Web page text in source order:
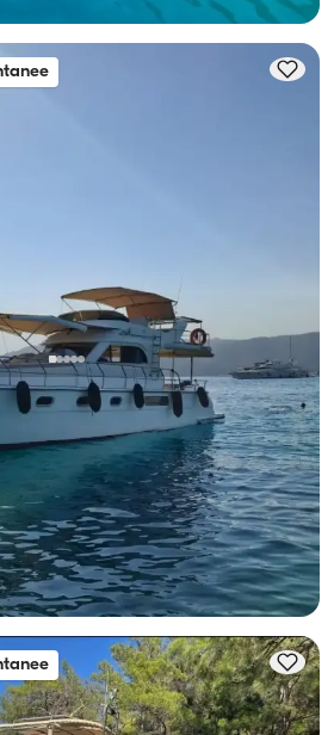
Nouveau bateau
: moteur 8 pers. pour vous !
Yacht a moteur
· 13.00m
Voir disponibilité et prix